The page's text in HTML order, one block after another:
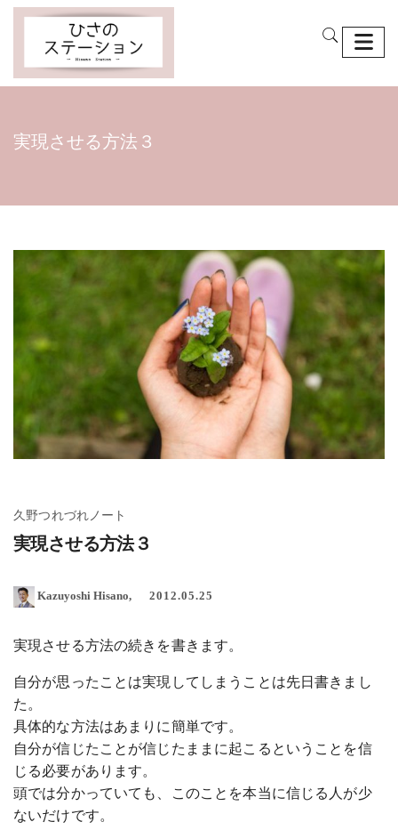
実現させる方法３
久野つれづれノート
実現させる方法３
Kazuyoshi Hisano 2012.05.25
実現させる方法の続きを書きます。
自分が思ったことは実現してしまうことは先日書きまし
た。
具体的な方法はあまりに簡単です。
自分が信じたことが信じたままに起こるということを信
じる必要があります。
頭では分かっていても、このことを本当に信じる人が少
ないだけです。